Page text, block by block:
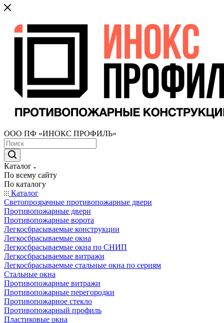
ООО ПФ «ИНОКС ПРОФИЛЬ»
Каталог
По всему сайту
По каталогу
Каталог
Светопрозрачные противопожарные двери
Противопожарные двери
Противопожарные ворота
Легкосбрасываемые конструкции
Легкосбрасываемые окна
Легкосбрасываемые окна по СНИП
Легкосбрасываемые витражи
Легкосбрасываемые стальные окна по сериям
Стальные окна
Противопожарные витражи
Противопожарные перегородки
Противопожарное стекло
Противопожарный профиль
Пластиковые окна